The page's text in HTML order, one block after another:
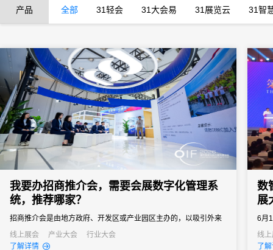
产品 全部 31轻会 31大会易 31展览云 31智
我要办招商推介会，需要会展数字化管理系
统，推荐哪家？
招商推介会是由地方政府、开发区或产业园区主办的，以吸引外来
投资、促进产业落地为核心目标的专题商务活动。参会客商涵盖世
界500强、行业龙头、投资机构和商会协会，单场活动潜在投资意
线上展会 产业大会
行业大会
了解详情
数
展
6月
食
州
线
了